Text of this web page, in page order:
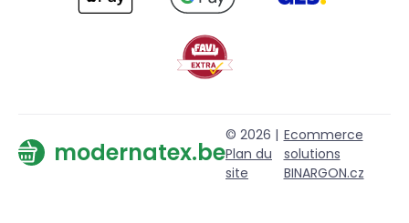
modernatex.be
© 2026 |
Plan du
site
Ecommerce
solutions
BINARGON.cz